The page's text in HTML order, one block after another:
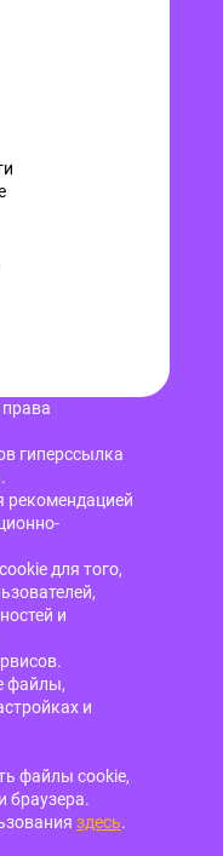
гиперссылка
рекомендацией
для того,
и
файлы,
и
файлы cookie,
браузера.
здесь.